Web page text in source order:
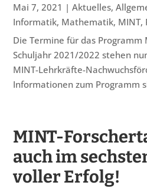
Mai 7, 2021 |Aktuelles,
Informatik, Mathematik, MINT,
Die Termine für das
Schuljahr 2021/2022 stehen
MINT-Lehrkräfte-
Informationen zum Programm
MINT-
auch im
voller Erfolg!